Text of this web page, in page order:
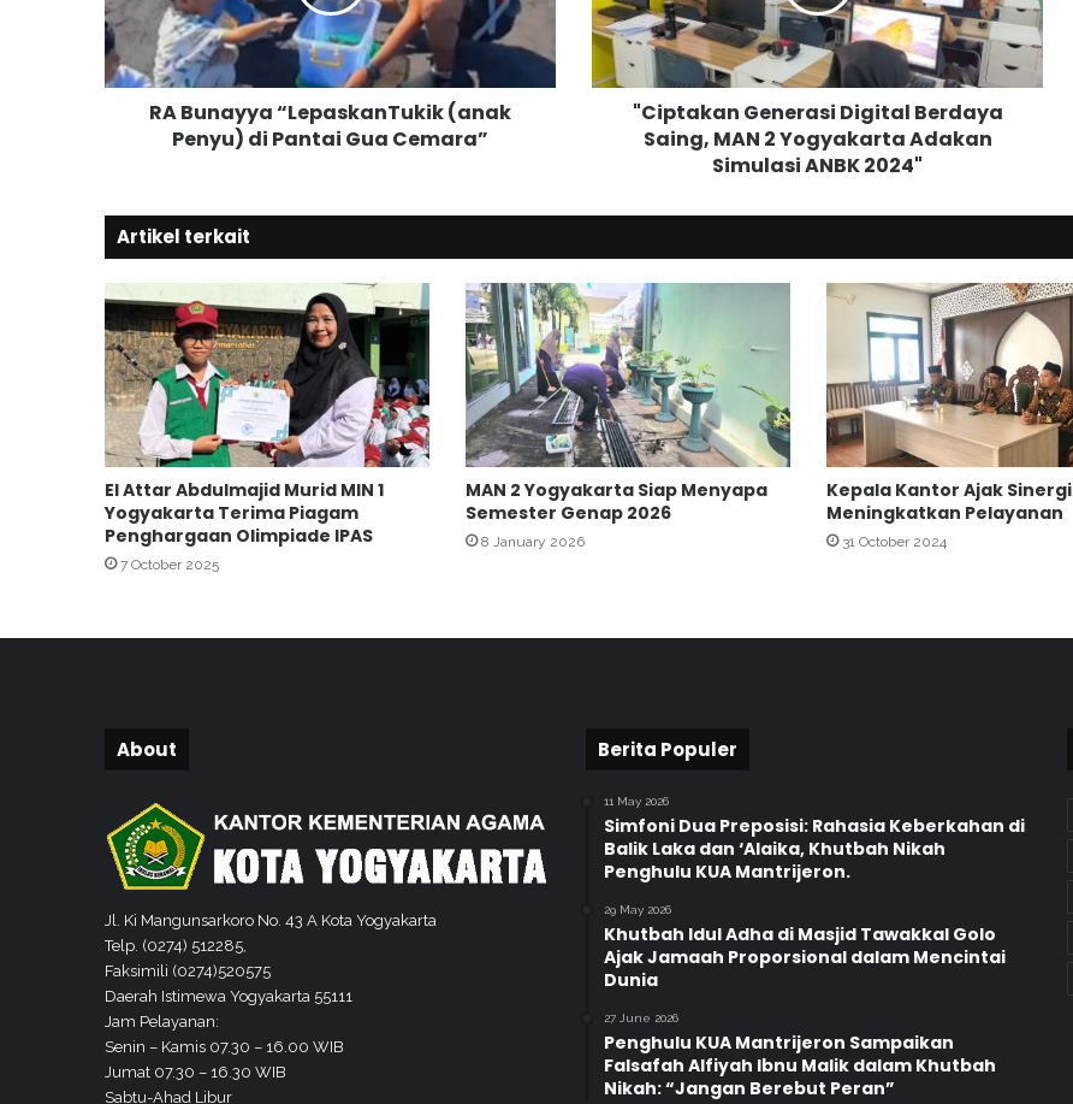
a
y
y
a
a
k
a
T
u
k
i
k
(
a
n
a
k
n
n
i
G
u
a
C
e
m
a
RA Bunayya “LepaskanTukik (anak
Penyu) di Pantai Gua Cemara”
a
k
n
r
s
i
D
i
g
i
t
a
l
B
e
a
n
"Ciptakan Generasi Digital Berdaya
Saing, MAN 2 Yogyakarta Adakan
Simulasi ANBK 2024"
Artikel terkait
El Attar Abdulmajid Murid MIN 1
Yogyakarta Terima Piagam
Penghargaan Olimpiade IPAS
7 October 2025
MAN 2 Yogyakarta Siap Menyapa
Semester Genap 2026
8 January 2026
Kepala Kantor Ajak Sinergi
Meningkatkan Pelayanan
31 October 2024
About
Jl. Ki Mangunsarkoro No. 43 A Kota Yogyakarta
Telp. (0274) 512285,
Faksimili (0274)520575
Daerah Istimewa Yogyakarta 55111
Jam Pelayanan:
Senin – Kamis 07.30 – 16.00 WIB
Jumat 07.30 – 16.30 WIB
Sabtu-Ahad Libur
Berita Populer
11 May 2026
Simfoni Dua Preposisi: Rahasia Keberkahan di
Balik Laka dan ‘Alaika, Khutbah Nikah
Penghulu KUA Mantrijeron.
29 May 2026
Khutbah Idul Adha di Masjid Tawakkal Golo
Ajak Jamaah Proporsional dalam Mencintai
Dunia
27 June 2026
Penghulu KUA Mantrijeron Sampaikan
Falsafah Alfiyah Ibnu Malik dalam Khutbah
Nikah: “Jangan Berebut Peran”